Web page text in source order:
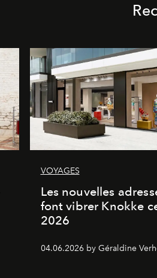
VOYAGES
Les nouvelles
font vibrer Knokke
2026
04.06.2026 by Géraldine